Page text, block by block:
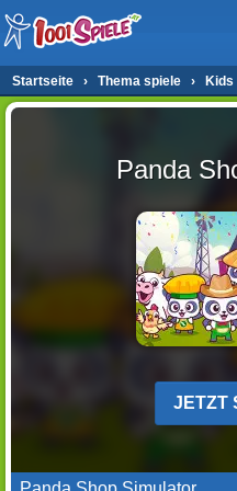
Startseite › Thema spiele › Kids
Panda
JETZT